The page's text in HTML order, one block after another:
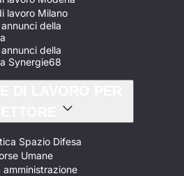
lavoro Milano
della
della
Synergie68
Spazio Difesa
Umane
amministrazione